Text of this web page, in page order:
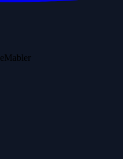
eMabler